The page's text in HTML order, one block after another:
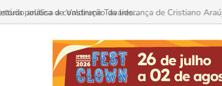
política de Valdirene Tavares...